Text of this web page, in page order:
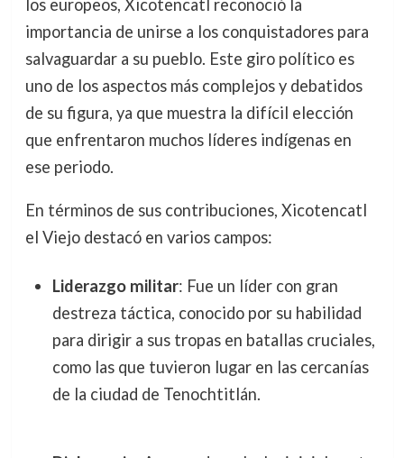
los europeos, Xicotencatl reconoció la
importancia de unirse a los conquistadores para
salvaguardar a su pueblo. Este giro político es
uno de los aspectos más complejos y debatidos
de su figura, ya que muestra la difícil elección
que enfrentaron muchos líderes indígenas en
ese periodo.
En términos de sus contribuciones, Xicotencatl
el Viejo destacó en varios campos:
Liderazgo militar: Fue un líder con gran
destreza táctica, conocido por su habilidad
para dirigir a sus tropas en batallas cruciales,
como las que tuvieron lugar en las cercanías
de la ciudad de Tenochtitlán.